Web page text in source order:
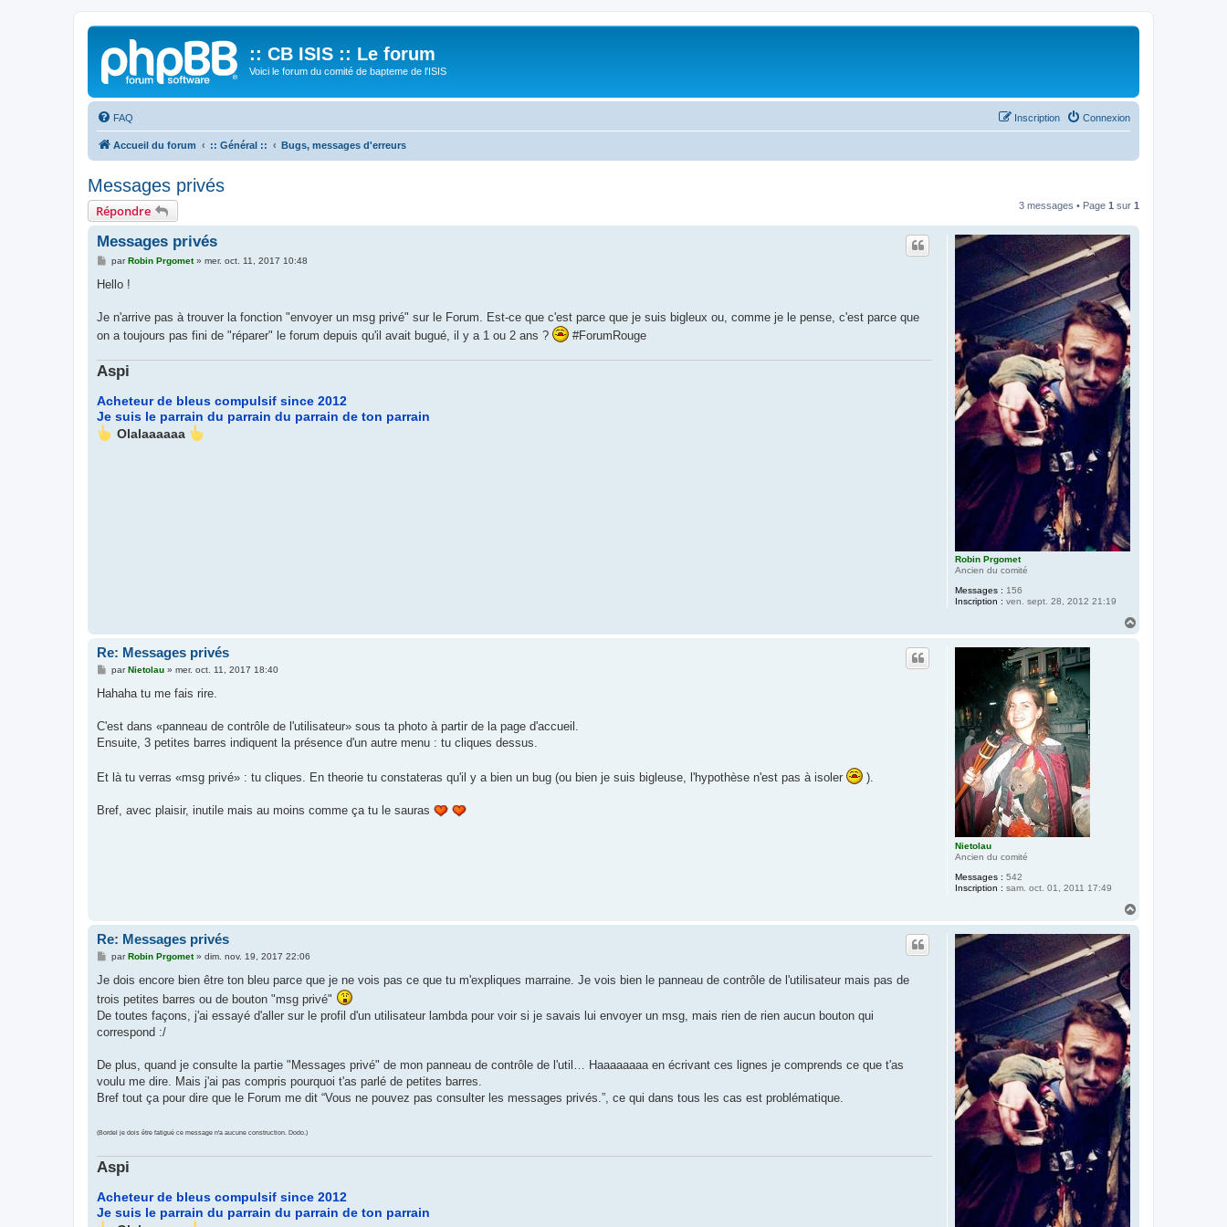
:: CB ISIS :: Le forum
Voici le forum du comité de bapteme de l'ISIS
FAQ Connexion
Inscription
Accueil du forum :: Général :: Bugs, messages d'erreurs
Messages privés
Répondre 3 messages • Page 1 sur 1
Robin Prgomet
Ancien du comité
Messages : 156
Inscription : ven. sept. 28, 2012 21:19
Messages privés
M
s
g
parRobin Prgomet» mer. oct. 11, 2017 10:48
Hello !
Je n'arrive pas à trouver la fonction "envoyer un msg privé" sur le Forum. Est-ce que c'est parce que je suis bigleux ou, comme je le pense, c'est parce que
on a toujours pas fini de "réparer" le forum depuis qu'il avait bugué, il y a 1 ou 2 ans ?
#ForumRouge
Aspi
Acheteur de bleus compulsif since 2012
Je suis le parrain du parrain du parrain de ton parrain
Olalaaaaaa
Nietolau
Ancien du comité
Messages : 542
Inscription : sam. oct. 01, 2011 17:49
Re: Messages privés
M
s
g
parNietolau» mer. oct. 11, 2017 18:40
Hahaha tu me fais rire.
C'est dans «panneau de contrôle de l'utilisateur» sous ta photo à partir de la page d'accueil.
Ensuite, 3 petites barres indiquent la présence d'un autre menu : tu cliques dessus.
Et là tu verras «msg privé» : tu cliques. En theorie tu constateras qu'il y a bien un bug (ou bien je suis bigleuse, l'hypothèse n'est pas à isoler ).
Bref, avec plaisir, inutile mais au moins comme ça tu le sauras
Re: Messages privés
M
s
a
e
parRobin Prgomet» dim. nov. 19, 2017 22:06
Je dois encore bien être ton bleu parce que je ne vois pas ce que tu m'expliques marraine. Je vois bien le panneau de contrôle de l'utilisateur mais pas de
trois petites barres ou de bouton "msg privé"
De toutes façons, j'ai essayé d'aller sur le profil d'un utilisateur lambda pour voir si je savais lui envoyer un msg, mais rien de rien aucun bouton qui
correspond :/
De plus, quand je consulte la partie "Messages privé" de mon panneau de contrôle de l'util… Haaaaaaaa en écrivant ces lignes je comprends ce que t'as
voulu me dire. Mais j'ai pas compris pourquoi t'as parlé de petites barres.
Bref tout ça pour dire que le Forum me dit “Vous ne pouvez pas consulter les messages privés.”, ce qui dans tous les cas est problématique.
(Bordel je dois être fatigué ce message n'a aucune construction. Dodo.)
Aspi
Acheteur de bleus compulsif since 2012
Je suis le parrain du parrain du parrain de ton parrain